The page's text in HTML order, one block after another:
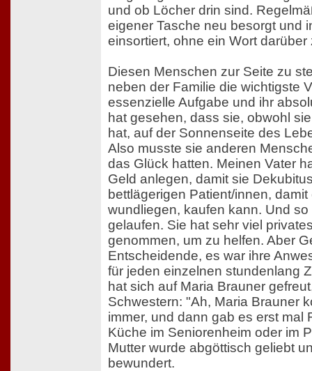
und ob Löcher drin sind.
eigener Tasche neu besorgt und
einsortiert, ohne ein Wort darüber
Diesen Menschen zur Seite zu
neben der Familie die wichtigste
essenzielle Aufgabe und ihr
hat gesehen, dass sie, obwohl
hat, auf der Sonnenseite des
Also musste sie anderen
das Glück hatten. Meinen Vater
Geld anlegen, damit sie
bettlägerigen Patient/innen,
wundliegen, kaufen kann. Und
gelaufen. Sie hat sehr viel
genommen, um zu helfen. Aber
Entscheidende, es war ihre
für jeden einzelnen stundenlang
hat sich auf Maria Brauner
Schwestern: "Ah, Maria Brauner
immer, und dann gab es erst mal
Küche im Seniorenheim oder im
Mutter wurde abgöttisch geliebt
bewundert.